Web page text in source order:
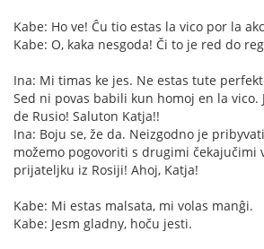
Kabe: Ho ve! Ĉu tio estas la vico por la
Kabe: O, kaka nesgoda! Či to je red do
Ina: Mi timas ke jes. Ne estas tute
Sed ni povas babili kun homoj en la vico.
de Rusio! Saluton Katja!!
Ina: Boju se, že da. Neizgodno je
možemo pogovoriti s drugimi čekajučimi
prijateljku iz Rosiji! Ahoj, Katja!
Kabe: Mi estas malsata, mi volas manĝi.
Kabe: Jesm gladny, hoču jesti.